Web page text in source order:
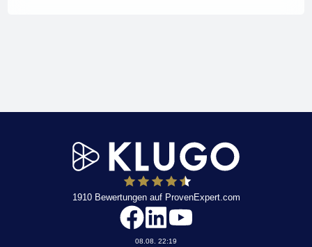
KLUGO
1910Bewertungen auf ProvenExpert.com
08.08. 22:19